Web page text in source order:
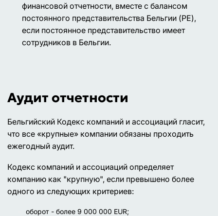
финансовой отчетности, вместе с балансом
постоянного представительства Бельгии (PE),
если постоянное представительство имеет
сотрудников в Бельгии.
Аудит отчетности
Бельгийский Кодекс компаний и ассоциаций гласит,
что все «крупные» компании обязаны проходить
ежегодный аудит.
Кодекс компаний и ассоциаций определяет
компанию как "крупную", если превышено более
одного из следующих критериев:
оборот - более 9 000 000 EUR;